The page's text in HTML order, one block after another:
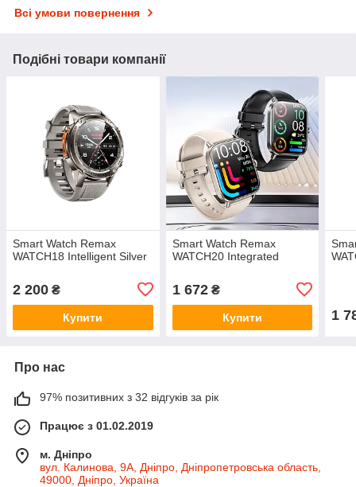
Всі умови повернення
Подібні товари компанії
Smart Watch Remax
WATCH18 Intelligent Silver
2 200 ₴
Купити
Smart Watch Remax
WATCH20 Integrated
1 672₴
Купити 1
Про нас
97% позитивних з 32 відгуків за рік
Працює з 01.02.2019
м. Дніпро
вул. Калинова, 9А, Дніпро, Дніпропетровська область,
49000, Дніпро, Україна